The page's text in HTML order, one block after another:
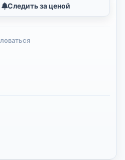
Следить за ценой